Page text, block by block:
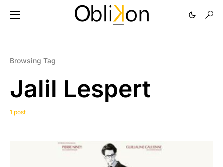
Browsing Tag
Jalil Lespert
1 post